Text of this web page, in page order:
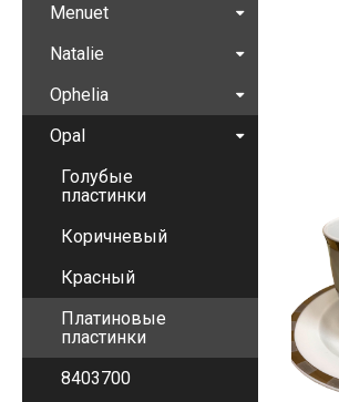
Menuet
Natalie
Ophelia
Opal
Голубые
пластинки
Коричневый
Красный
Платиновые
пластинки
8403700